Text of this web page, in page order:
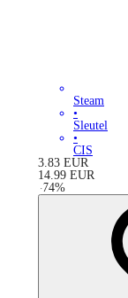
Steam
•
Sleutel
•
CIS
3.83 EUR
14.99 EUR
-74%